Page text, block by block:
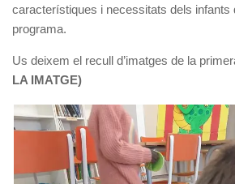
característiques i necessitats dels infants
programa.
Us deixem el recull d’imatges de la
LA IMATGE)